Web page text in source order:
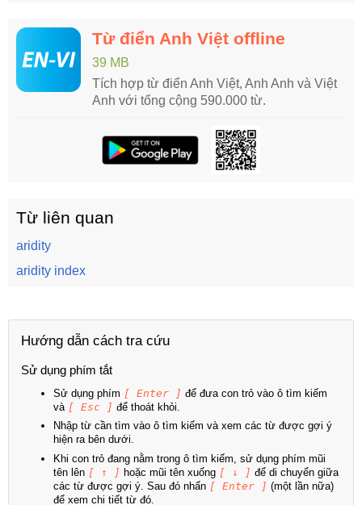
Từ điển Anh Việt offline
39 MB
Tích hợp từ điển Anh Việt, Anh Anh và Việt
Anh với tổng cộng 590.000 từ.
Từ liên quan
aridity
aridity index
Hướng dẫn cách tra cứu
Sử dụng phím tắt
Sử dụng phím [ Enter ] để đưa con trỏ vào ô tìm kiếm
và [ Esc ] để thoát khỏi.
Nhập từ cần tìm vào ô tìm kiếm và xem các từ được gợi ý
hiện ra bên dưới.
Khi con trỏ đang nằm trong ô tìm kiếm, sử dụng phím mũi
tên lên [ ↑ ] hoặc mũi tên xuống [ ↓ ] để di chuyển giữa
các từ được gợi ý. Sau đó nhấn [ Enter ] (một lần nữa)
để xem chi tiết từ đó.